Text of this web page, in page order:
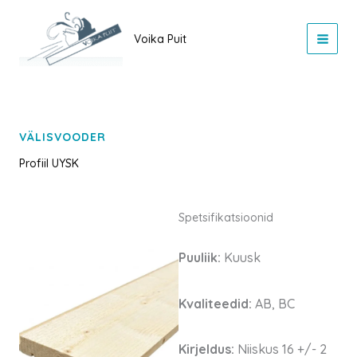
content
Voika Puit
VÄLISVOODER
Profiil UYSK
Spetsifikatsioonid
Puuliik: Kuusk
Kvaliteedid: AB, BC
Kirjeldus: Niiskus 16 +/- 2